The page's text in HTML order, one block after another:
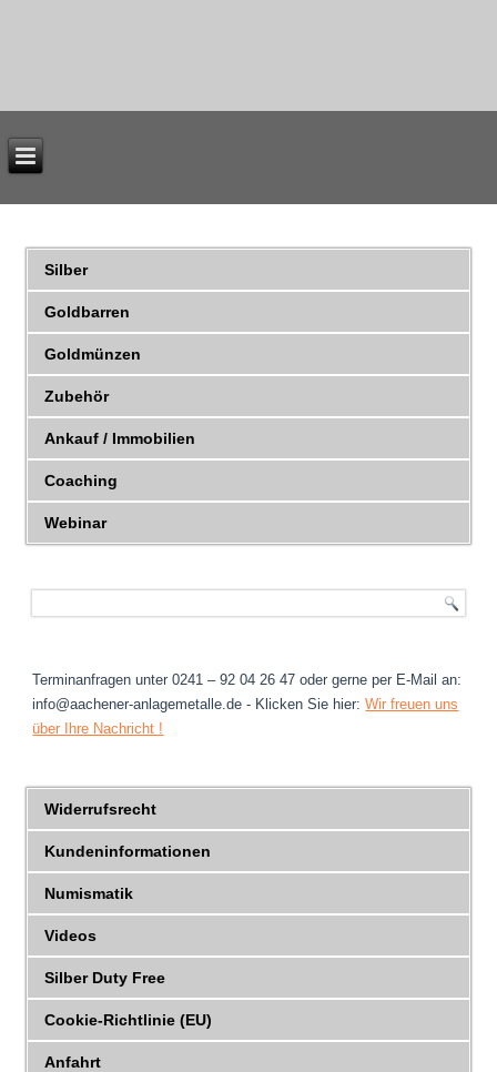
Silber
Goldbarren
Goldmünzen
Zubehör
Ankauf / Immobilien
Coaching
Webinar
Terminanfragen unter 0241 – 92 04 26 47 oder gerne per E-Mail an:
info@aachener-anlagemetalle.de - Klicken Sie hier:Wir freuen uns
über Ihre Nachricht !
Widerrufsrecht
Kundeninformationen
Numismatik
Videos
Silber Duty Free
Cookie-Richtlinie (EU)
Anfahrt